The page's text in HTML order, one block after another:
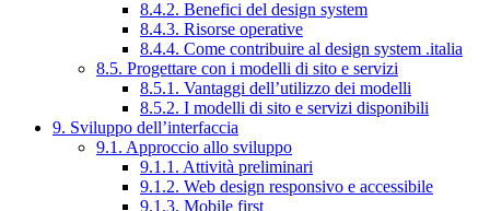
8.4.2. Benefici del design system
8.4.3. Risorse operative
8.4.4. Come contribuire al design system .italia
8.5. Progettare con i modelli di sito e servizi
8.5.1. Vantaggi dell’utilizzo dei modelli
8.5.2. I modelli di sito e servizi disponibili
9. Sviluppo dell’interfaccia
9.1. Approccio allo sviluppo
9.1.1. Attività preliminari
9.1.2. Web design responsivo e accessibile
9.1.3. Mobile first